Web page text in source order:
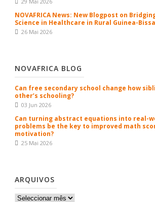
NOVAFRICA News: New Blogpost on
Science in Healthcare in Rural Guinea-
26 Mai 2026
NOVAFRICA BLOG
Can free secondary school change how
other’s schooling?
03 Jun 2026
Can turning abstract equations into real-
problems be the key to improved math
motivation?
25 Mai 2026
ARQUIVOS
Arquivos